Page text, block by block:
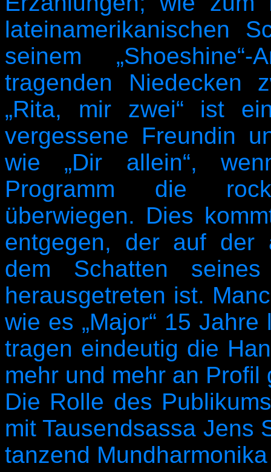
lateinamerikanischen
seinem
tragenden Niedecken
„Rita, mir zwei“ ist
vergessene Freundin
wie „Dir allein“,
Programm die
überwiegen. Dies
entgegen, der auf der
dem Schatten
herausgetreten ist.
wie es „Major“ 15
tragen eindeutig die
mehr und mehr an
Die Rolle des
mit Tausendsassa Jens
tanzend